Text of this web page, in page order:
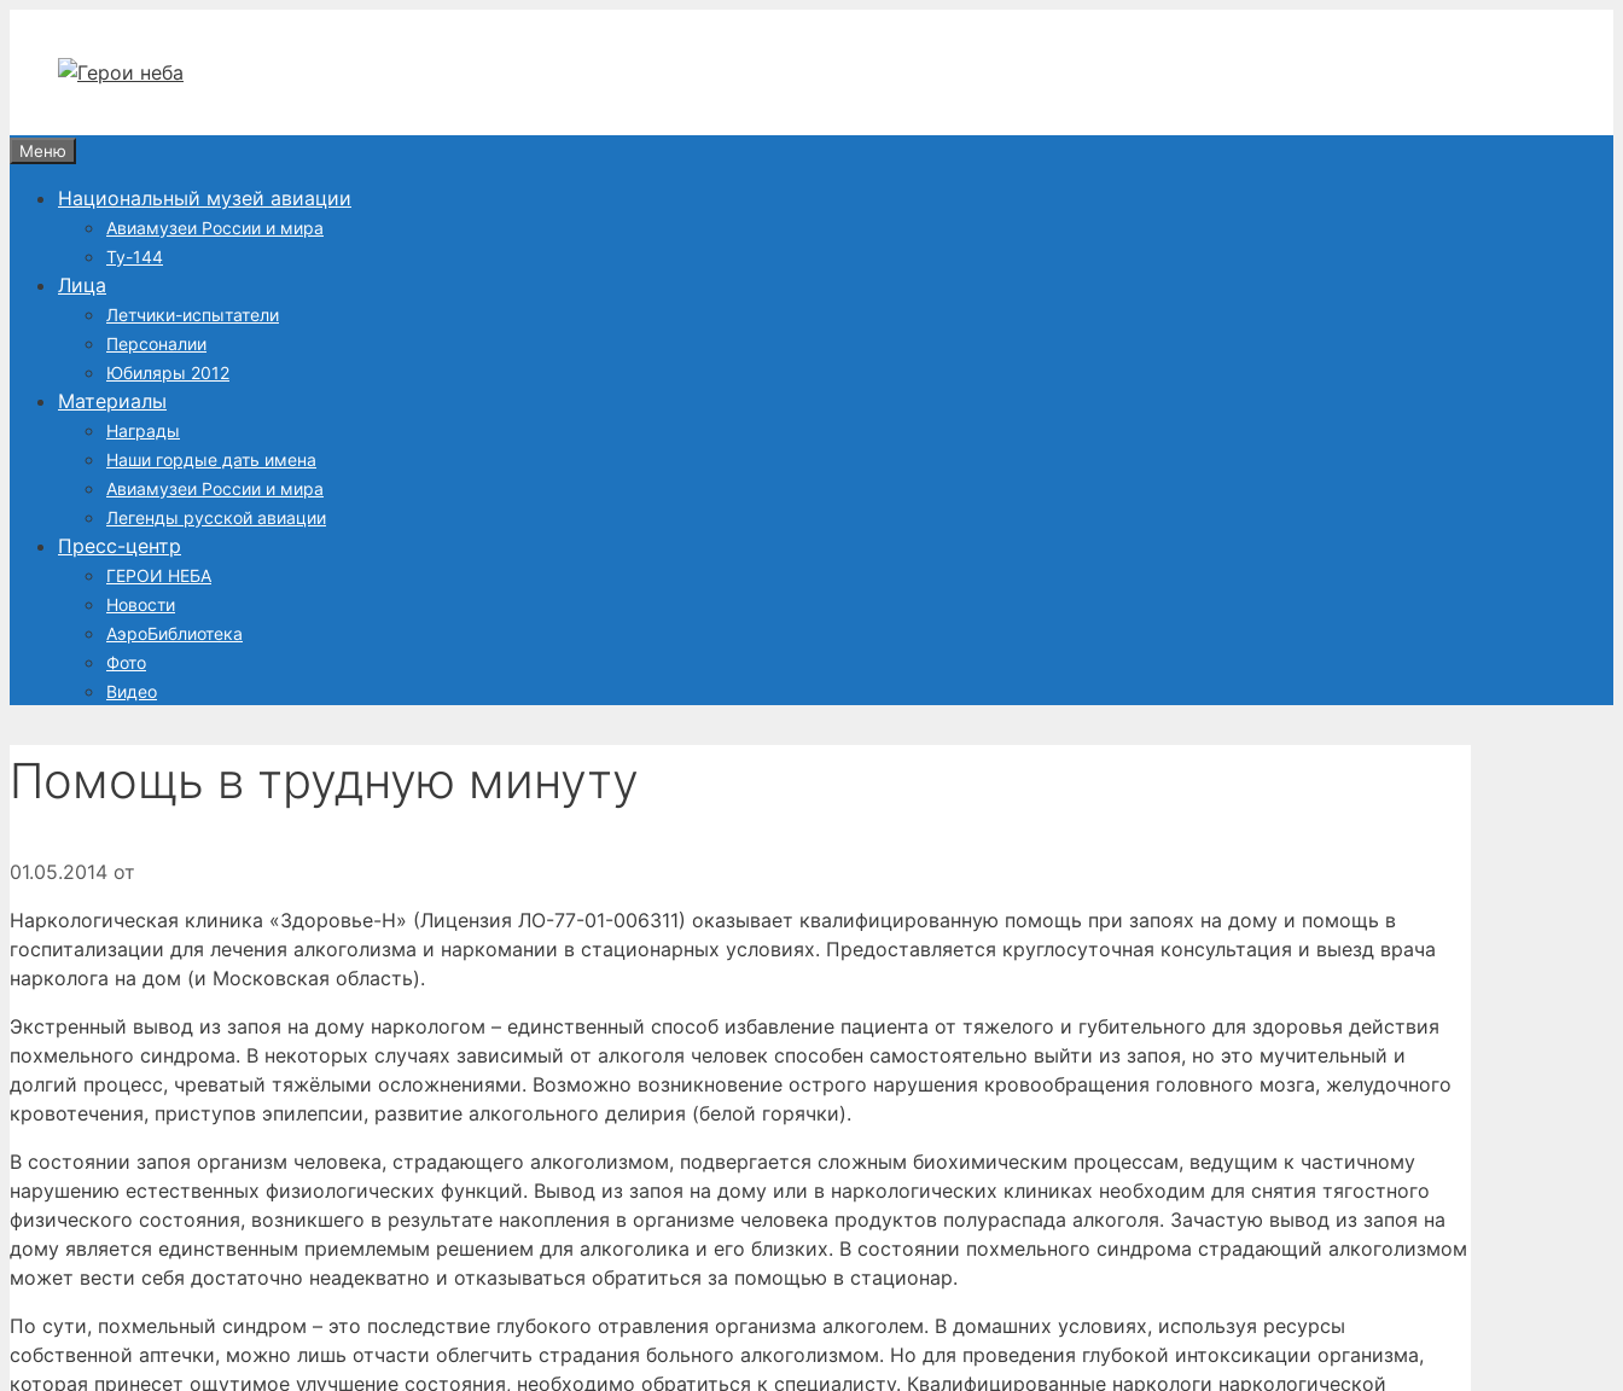
содержимому
Меню
Национальный музей авиации
Авиамузеи России и мира
Ту-144
Лица
Летчики-испытатели
Персоналии
Юбиляры 2012
Материалы
Награды
Наши гордые дать имена
Авиамузеи России и мира
Легенды русской авиации
Пресс-центр
ГЕРОИ НЕБА
Новости
АэроБиблиотека
Фото
Видео
Помощь в трудную минуту
01.05.2014 от
Наркологическая клиника «Здоровье-Н» (Лицензия ЛО-77-01-006311) оказывает квалифицированную помощь при запоях на дому и помощь в
госпитализации для лечения алкоголизма и наркомании в стационарных условиях. Предоставляется круглосуточная консультация и выезд врача
нарколога на дом (и Московская область).
Экстренный вывод из запоя на дому наркологом – единственный способ избавление пациента от тяжелого и губительного для здоровья действия
похмельного синдрома. В некоторых случаях зависимый от алкоголя человек способен самостоятельно выйти из запоя, но это мучительный и
долгий процесс, чреватый тяжёлыми осложнениями. Возможно возникновение острого нарушения кровообращения головного мозга, желудочного
кровотечения, приступов эпилепсии, развитие алкогольного делирия (белой горячки).
В состоянии запоя организм человека, страдающего алкоголизмом, подвергается сложным биохимическим процессам, ведущим к частичному
нарушению естественных физиологических функций. Вывод из запоя на дому или в наркологических клиниках необходим для снятия тягостного
физического состояния, возникшего в результате накопления в организме человека продуктов полураспада алкоголя. Зачастую вывод из запоя на
дому является единственным приемлемым решением для алкоголика и его близких. В состоянии похмельного синдрома страдающий алкоголизмом
может вести себя достаточно неадекватно и отказываться обратиться за помощью в стационар.
По сути, похмельный синдром – это последствие глубокого отравления организма алкоголем. В домашних условиях, используя ресурсы
собственной аптечки, можно лишь отчасти облегчить страдания больного алкоголизмом. Но для проведения глубокой интоксикации организма,
которая принесет ощутимое улучшение состояния, необходимо обратиться к специалисту. Квалифицированные наркологи наркологической